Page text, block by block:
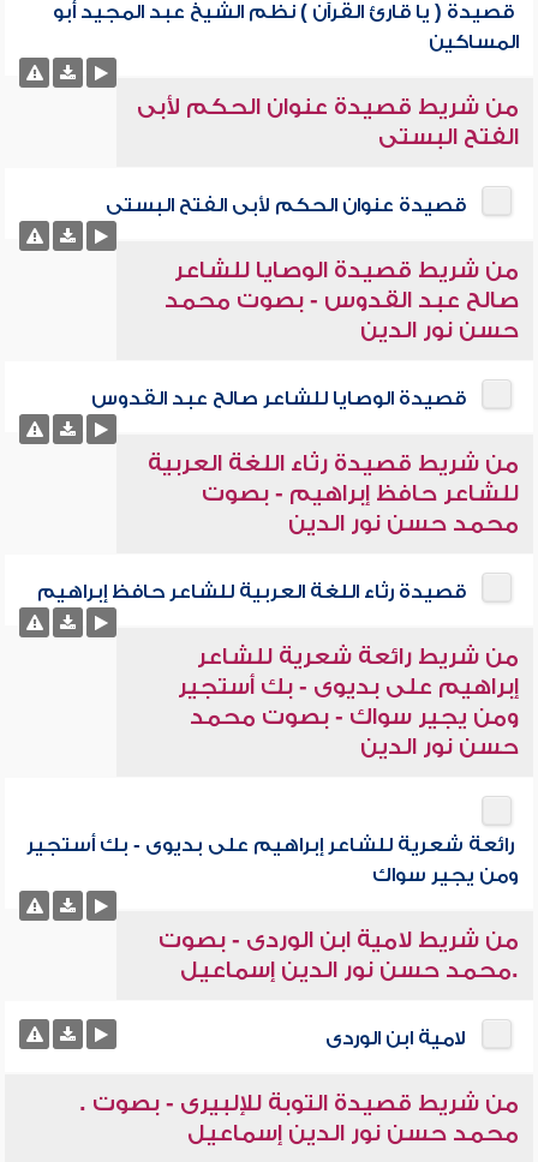
قصيدة ( يا قارئ القرآن ) نظم الشيخ عبد المجيد أبو
المساكين
من شريط قصيدة عنوان الحكم لأبى
الفتح البستى
قصيدة عنوان الحكم لأبى الفتح البستى
من شريط قصيدة الوصايا للشاعر
صالح عبد القدوس - بصوت محمد
حسن نور الدين
قصيدة الوصايا للشاعر صالح عبد القدوس
من شريط قصيدة رثاء اللغة العربية
للشاعر حافظ إبراهيم - بصوت
محمد حسن نور الدين
قصيدة رثاء اللغة العربية للشاعر حافظ إبراهيم
من شريط رائعة شعرية للشاعر
إبراهيم على بديوى - بك أستجير
ومن يجير سواك - بصوت محمد
حسن نور الدين
رائعة شعرية للشاعر إبراهيم على بديوى - بك أستجير
ومن يجير سواك
من شريط لامية ابن الوردى - بصوت
.محمد حسن نور الدين إسماعيل
لامية ابن الوردى
من شريط قصيدة التوبة للإلبيرى - بصوت .
محمد حسن نور الدين إسماعيل